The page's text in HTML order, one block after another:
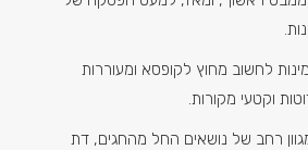
לחשוב מחוץ לקופסא ומעוררות
וקטעי מקורות.
רחב של נושאים החל מהחגים, דת